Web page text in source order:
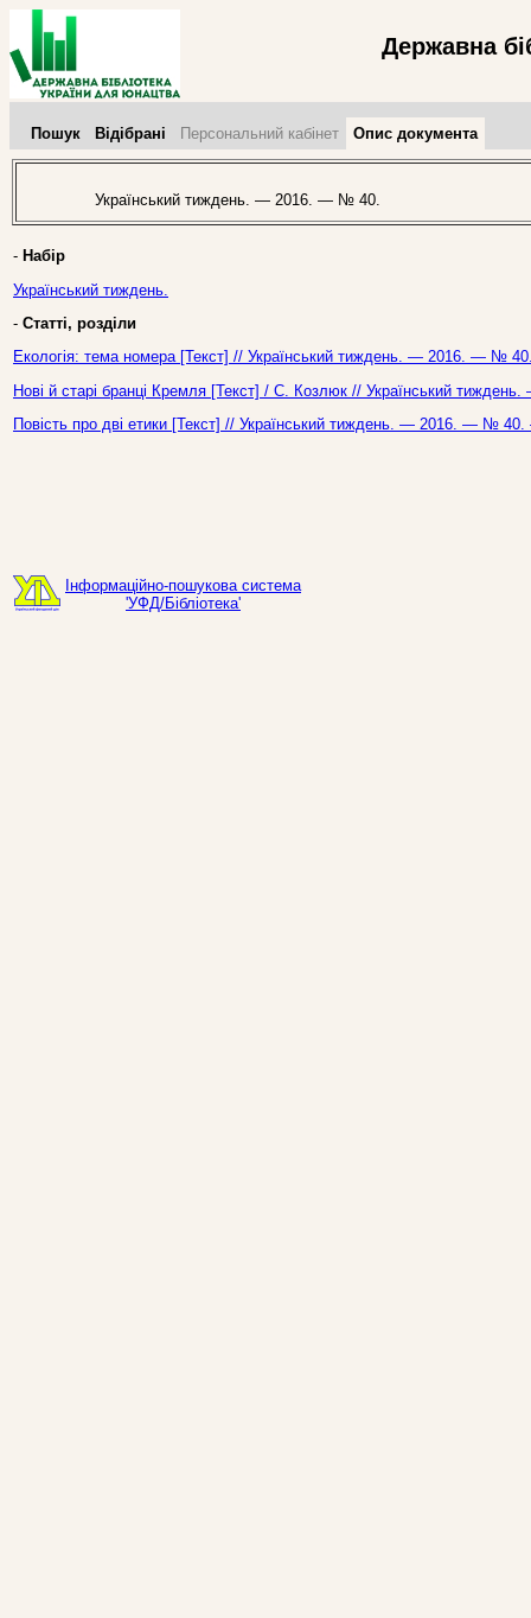
Державна
Пошук Відібрані Персональний кабінет Опис документа
Український тиждень. — 2016. — № 40.
- Набір
Український тиждень.
- Статті, розділи
Екологія: тема номера [Текст] // Український тиждень. — 2016. — №
Нові й старі бранці Кремля [Текст] / С. Козлюк // Український
Повість про дві етики [Текст] // Український тиждень. — 2016. — №
Інформаційно-пошукова система
'УФД/Бібліотека'